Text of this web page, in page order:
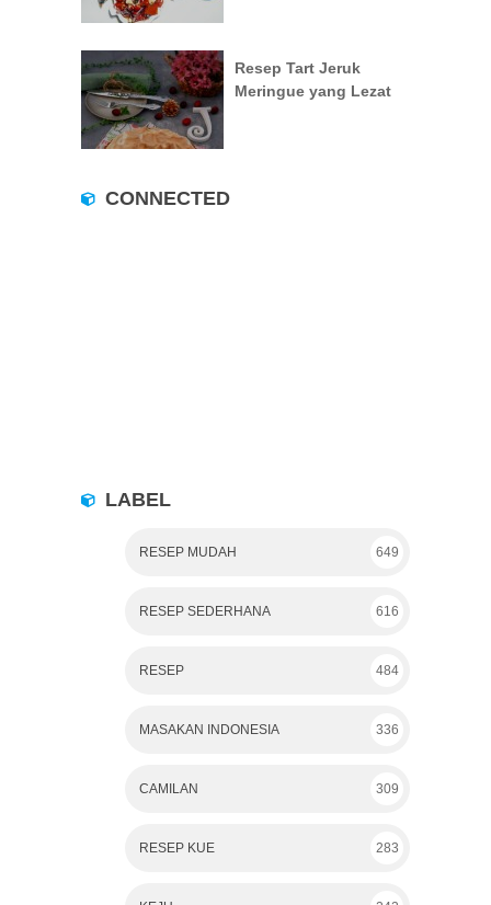
Resep Tart Jeruk
Meringue yang Lezat
CONNECTED
LABEL
RESEP MUDAH 649
RESEP SEDERHANA 616
RESEP 484
MASAKAN INDONESIA 336
CAMILAN 309
RESEP KUE 283